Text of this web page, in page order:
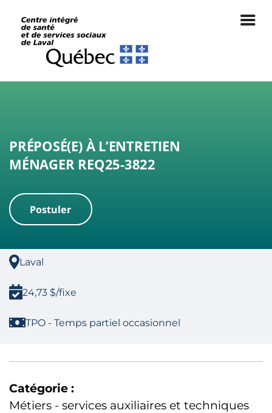
PRÉPOSÉ(E) À L’ENTRETIEN
MÉNAGER REQ25-3822
|
Postuler
Laval
24,73 $/fixe
TPO - Temps partiel occasionnel
Catégorie :
Métiers - services auxiliaires et techniques